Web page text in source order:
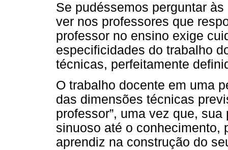
Se pudéssemos perguntar
ver nos professores que
professor no ensino exige
especificidades do trabalho
técnicas, perfeitamente
O trabalho docente em uma
das dimensões técnicas
professor”, uma vez que,
sinuoso até o conhecimento,
aprendiz na construção do